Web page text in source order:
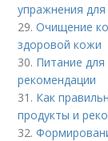
упражнения
29.Очищение
здоровой кожи
30. Питание
рекомендации
31. Как
продукты и
32.